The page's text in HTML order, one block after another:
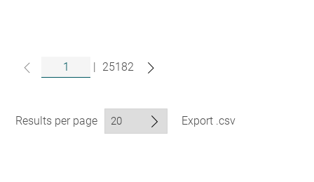
| 25182
Results per page Export .csv